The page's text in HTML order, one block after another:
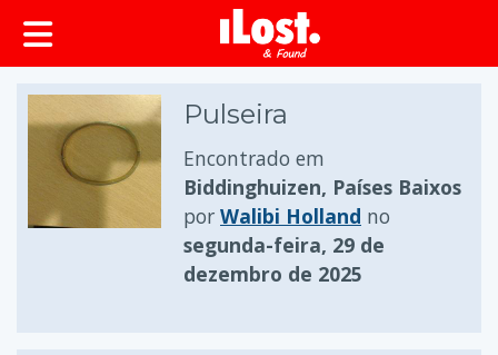
conteúdo principal
Pulseira
Encontrado em
Biddinghuizen, Países Baixos
por Walibi Holland no
segunda-feira, 29 de
dezembro de 2025